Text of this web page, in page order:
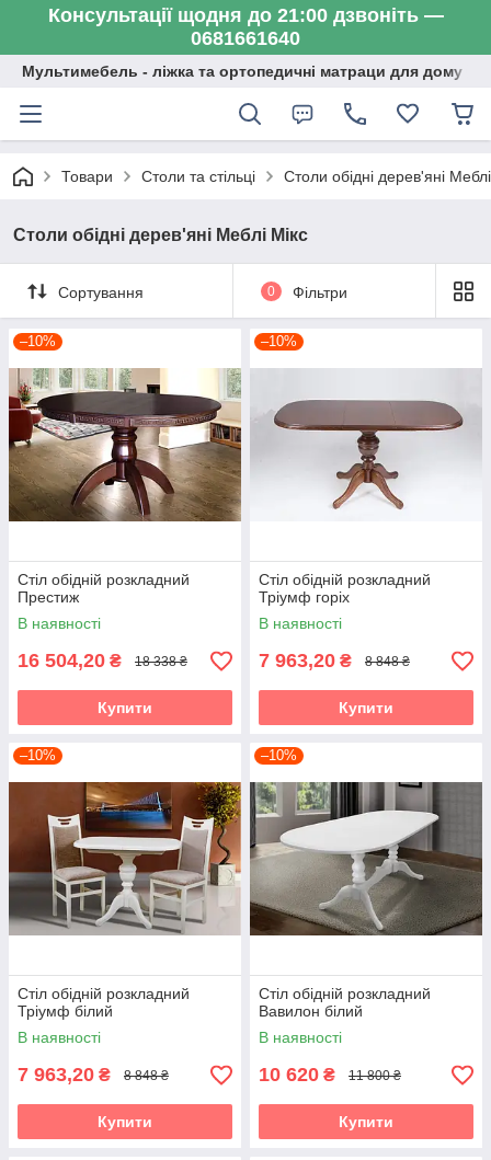
Консультації щодня до 21:00 дзвоніть —
0681661640
Мультимебель - ліжка та ортопедичні матраци для дому
Товари Столи та стільці Столи обідні дерев'яні
Столи обідні дерев'яні Меблі Мікс
Сортування 0 Фільтри
–10%
Стіл обідній розкладний
Престиж
В наявності
16 504,20 ₴ 18 338 ₴
Купити
–10%
Стіл обідній розкладний
Тріумф горіх
В наявності
7 963,20 ₴ 8 848 ₴
Купити
–10%
Стіл обідній розкладний
Тріумф білий
В наявності
7 963,20 ₴ 8 848 ₴
Купити
–10%
Стіл обідній розкладний
Вавилон білий
В наявності
10 620 ₴ 11 800 ₴
Купити